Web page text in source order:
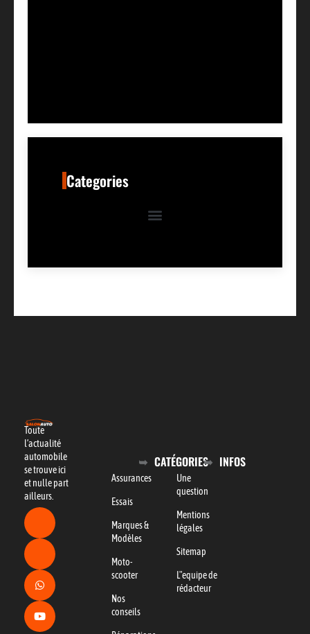
Categories
Toute
l’actualité
automobile
se trouve ici
et nulle part
ailleurs.
CATÉGORIES
Assurances
Essais
Marques &
Modèles
Moto-
scooter
Nos
conseils
INFOS
Une
question
Mentions
légales
Sitemap
L"equipe de
rédacteur